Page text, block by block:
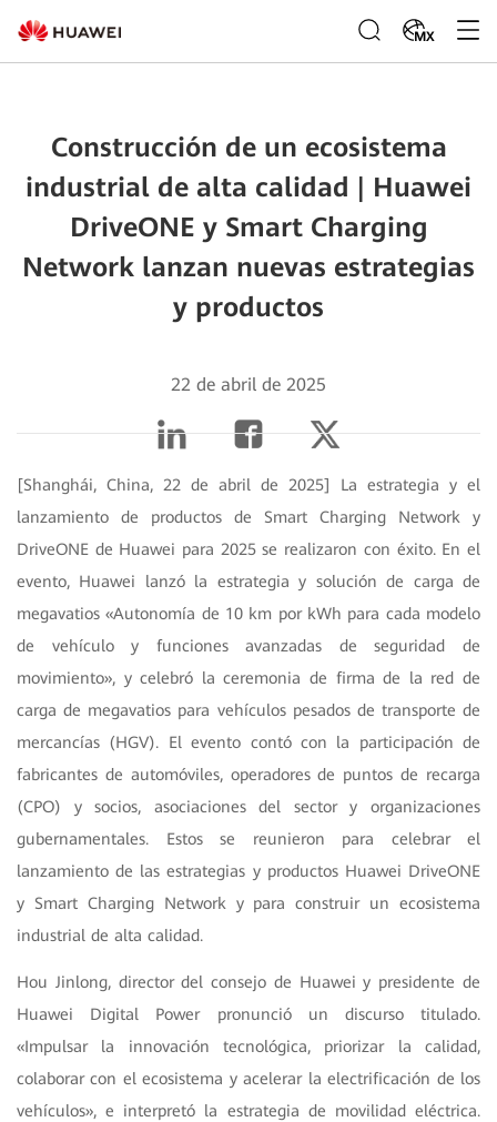
MX
Construcción de un ecosistema
industrial de alta calidad | Huawei
DriveONE y Smart Charging
Network lanzan nuevas estrategias
y productos
22 de abril de 2025
[Shanghái, China, 22 de abril de 2025] La estrategia y el
lanzamiento de productos de Smart Charging Network y
DriveONE de Huawei para 2025 se realizaron con éxito. En el
evento, Huawei lanzó la estrategia y solución de carga de
megavatios «Autonomía de 10 km por kWh para cada modelo
de vehículo y funciones avanzadas de seguridad de
movimiento», y celebró la ceremonia de firma de la red de
carga de megavatios para vehículos pesados de transporte de
mercancías (HGV). El evento contó con la participación de
fabricantes de automóviles, operadores de puntos de recarga
(CPO) y socios, asociaciones del sector y organizaciones
gubernamentales. Estos se reunieron para celebrar el
lanzamiento de las estrategias y productos Huawei DriveONE
y Smart Charging Network y para construir un ecosistema
industrial de alta calidad.
Hou Jinlong, director del consejo de Huawei y presidente de
Huawei Digital Power pronunció un discurso titulado.
«Impulsar la innovación tecnológica, priorizar la calidad,
colaborar con el ecosistema y acelerar la electrificación de los
vehículos», e interpretó la estrategia de movilidad eléctrica.